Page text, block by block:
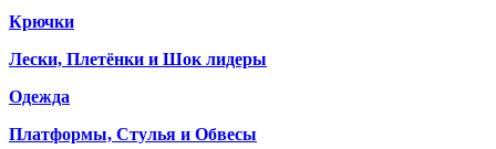
Крючки
Лески, Плетёнки и Шок лидеры
Одежда
Платформы, Стулья и Обвесы